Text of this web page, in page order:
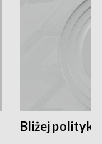
Bliżej polityki